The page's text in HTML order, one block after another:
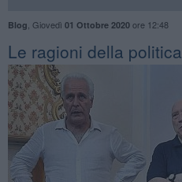
Blog Giovedì 01 Ottobre 2020ore 12:48
Le ragioni della politica